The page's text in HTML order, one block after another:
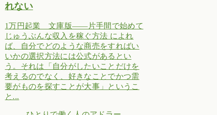
れない
1万円起業 文庫版――片手間で始めて
じゅうぶんな収入を稼ぐ方法 によれ
ば、自分でどのような商売をすればい
いかの選択方法には公式があるとい
う。それは「自分がしたいことだけを
考えるのでなく、好きなことでかつ需
要がものを探すことが大事」というこ
と...